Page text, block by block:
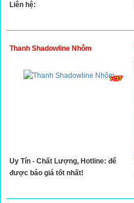
Liên hệ:
Thanh Shadowline Nhôm
Uy Tín - Chất Lượng, Hotline: để
được báo giá tốt nhất!